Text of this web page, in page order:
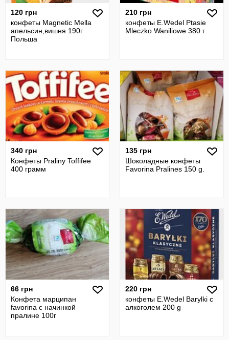
120 грн
конфеты Magnetic Mella
апельсин,вишня 190г
Польша
210 грн
конфеты E.Wedel Ptasie
Mleczko Waniliowe 380 г
340 грн
Конфеты Praliny Toffifee
400 грамм
135 грн
Шоколадные конфеты
Favorina Pralines 150 g.
66 грн
Конфета марципан
favorina с начинкой
пралине 100г
220 грн
конфеты E.Wedel Вarylki с
алкоголем 200 g